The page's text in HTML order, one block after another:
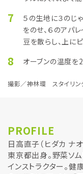
7
５の生地に３のじ
をのせ、６のアパ
豆を散らし、上に
8 オーブンの温度を
撮影／神林環 スタイリ
PROFILE
日高直子（ヒダカ ナ
東京都出身。野菜ソ
インストラクター。